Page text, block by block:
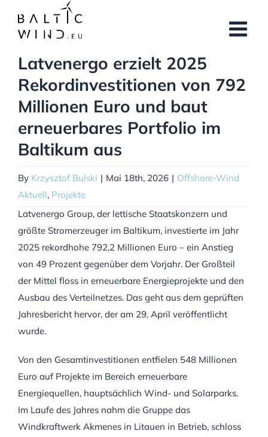
content
Latvenergo erzielt 2025
Rekordinvestitionen von 792
Millionen Euro und baut
erneuerbares Portfolio im
Baltikum aus
By Krzysztof Bulski | Mai 18th, 2026 | Offshore-Wind
Aktuell, Projekte
Latvenergo Group, der lettische Staatskonzern und
größte Stromerzeuger im Baltikum, investierte im Jahr
2025 rekordhohe 792,2 Millionen Euro – ein Anstieg
von 49 Prozent gegenüber dem Vorjahr. Der Großteil
der Mittel floss in erneuerbare Energieprojekte und den
Ausbau des Verteilnetzes. Das geht aus dem geprüften
Jahresbericht hervor, der am 29. April veröffentlicht
wurde.
Von den Gesamtinvestitionen entfielen 548 Millionen
Euro auf Projekte im Bereich erneuerbare
Energiequellen, hauptsächlich Wind- und Solarparks.
Im Laufe des Jahres nahm die Gruppe das
Windkraftwerk Akmenes in Litauen in Betrieb, schloss